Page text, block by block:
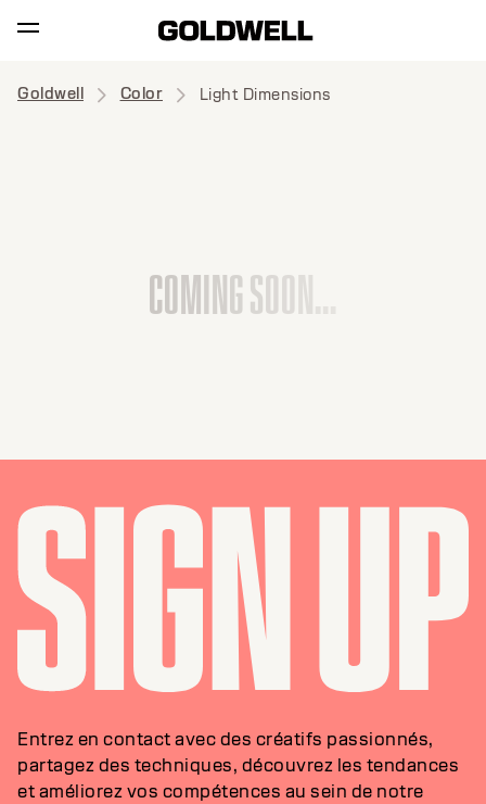
Goldwell Color Light Dimensions
COMINGSOON
Entrez en contact avec des créatifs passionnés,
partagez des techniques, découvrez les tendances
et améliorez vos compétences au sein de notre